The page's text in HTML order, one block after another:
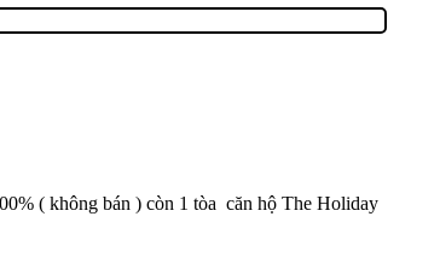
( không bán ) còn 1 tòa căn hộ The Holiday